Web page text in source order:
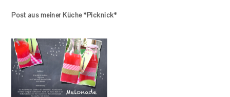
Post aus meiner Küche *Picknick*